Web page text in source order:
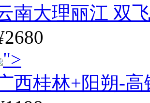
南大理丽江 双
">
西桂林+阳朔-高